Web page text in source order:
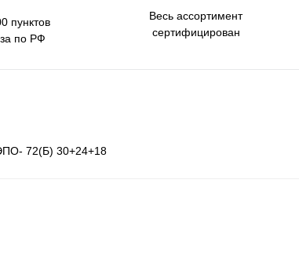
пунктов
по РФ
Весь ассортимент
сертифицирован
72(Б) 30+24+18